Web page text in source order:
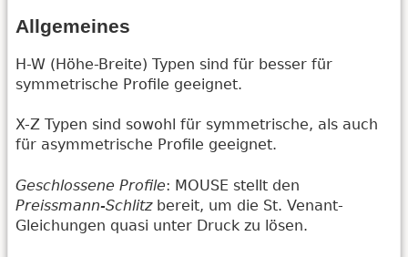
Allgemeines
H-W (Höhe-Breite) Typen sind für besser für
symmetrische Profile geeignet.
X-Z Typen sind sowohl für symmetrische, als auch
für asymmetrische Profile geeignet.
Geschlossene Profile: MOUSE stellt den
Preissmann-Schlitzbereit, um die St. Venant-
Gleichungen quasi unter Druck zu lösen.